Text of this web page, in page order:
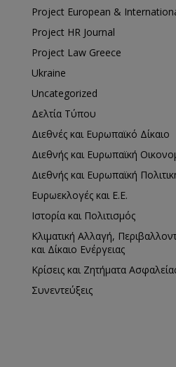
Project European &
Project HR Journal
Project Law Greece
Ukraine
Uncategorized
Δελτία Τύπου
Διεθνές και Ευρωπαϊκό Δίκαιο
Διεθνής και Ευρωπαϊκή
Διεθνής και Ευρωπαϊκή
Ευρωεκλογές και Ε.Ε.
Ιστορία και Πολιτισμός
Κλιματική Αλλαγή,
και Δίκαιο Ενέργειας
Κρίσεις και Ζητήματα
Συνεντεύξεις